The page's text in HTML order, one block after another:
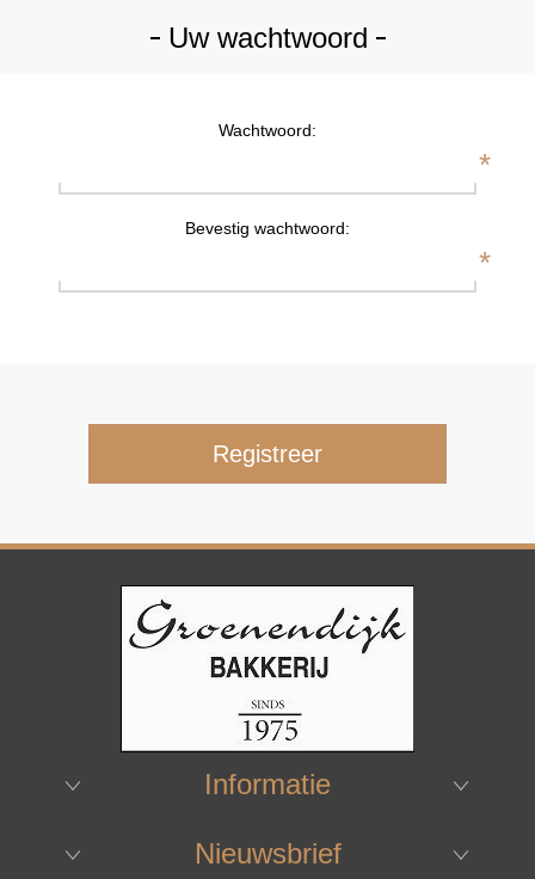
Uw wachtwoord
Wachtwoord:
*
Bevestig wachtwoord:
*
Informatie
Nieuwsbrief